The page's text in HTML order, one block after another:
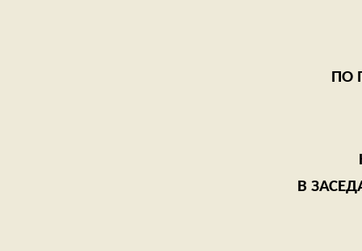
ПО
В